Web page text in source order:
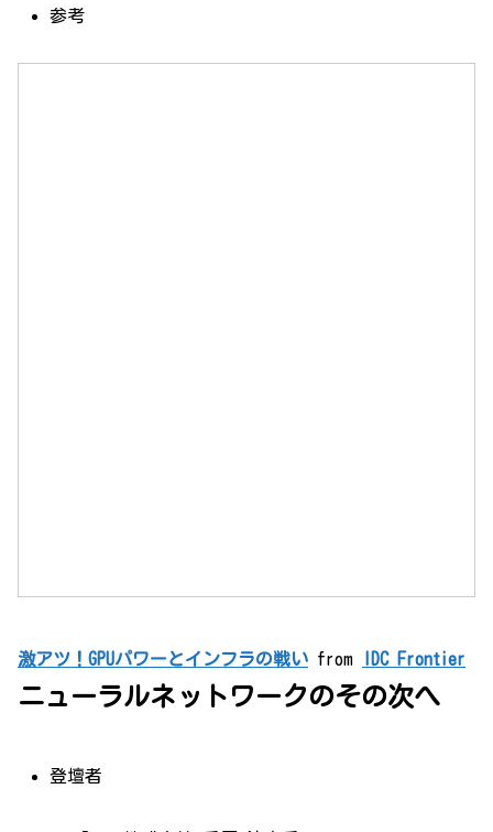
参考
激アツ！GPUパワーとインフラの戦い from IDC Frontier
ニューラルネットワークのその次へ
登壇者